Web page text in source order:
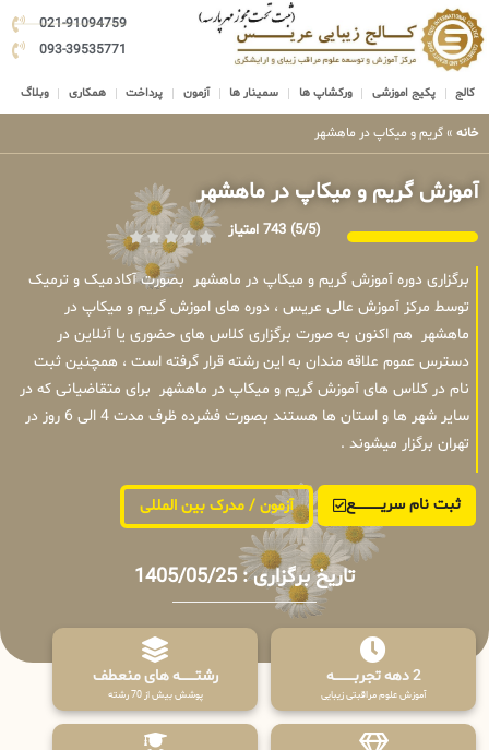
021-91094759
093-39535771
کالج پکیج اموزشی ورکشاپ ها سمینار ها آزمون پرداخت همکاری وبلاگ
خانه » گریم و میکاپ در ماهشهر
آموزش گریم و میکاپ در ماهشهر
(5/5) 743 امتیاز
برگزاری دوره آموزش گریم و میکاپ در ماهشهر بصورت آکادمیک و ترمیک
توسط مرکز آموزش عالی عریس ، دوره های اموزش گریم و میکاپ در
ماهشهر هم اکنون به صورت برگزاری کلاس های حضوری یا آنلاین در
دسترس عموم علاقه مندان به این رشته قرار گرفته است ، همچنین ثبت
نام در کلاس های آموزش گریم و میکاپ در ماهشهر برای متقاضیانی که در
سایر شهر ها و استان ها هستند بصورت فشرده ظرف مدت 4 الی 6 روز در
تهران برگزار میشوند .
ثبت نام سریــــــــــــع آزمون / مدرک بین المللی
تاریخ برگزاری : 1405/05/25
2 دهه تجربـــــــــه
آموزش علوم مراقبتی زیبایی
رشتـــــــه های منعطف
پوشش بیش از 70 رشته